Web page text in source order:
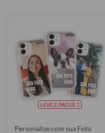
LEVE 2, PAGUE 1
Personalize com sua Foto